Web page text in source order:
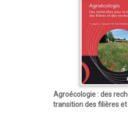
Agroécologie : des
transition des filières